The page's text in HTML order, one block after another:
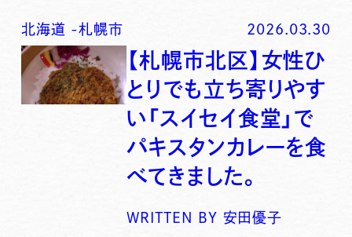
北海道 -札幌市 2026.03.30
【札幌市北区】女性ひ
とりでも立ち寄りやす
い「スイセイ食堂」で
パキスタンカレーを食
べてきました。
WRITTEN BY 安田優子